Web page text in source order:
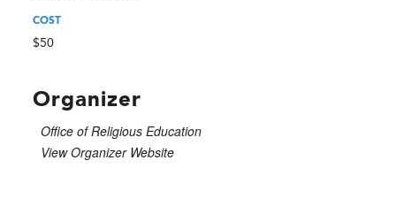
COST
$50
Organizer
Office of Religious Education
View Organizer Website